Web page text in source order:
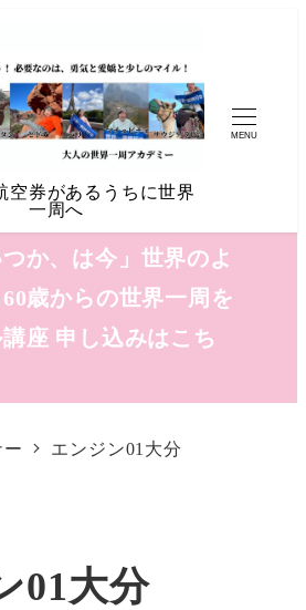
空券があるうちに世界
一周へ
MENU
、は今」世界のよ
歳からの世界一周を
座 申し込みはこち
ー エンジン01大分
01大分